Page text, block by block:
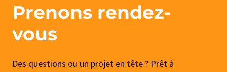
Prenons rendez-
vous
Des questions ou un projet en tête ? Prêt à